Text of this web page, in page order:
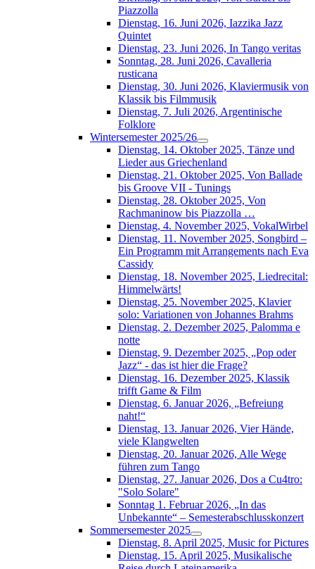
Piazzolla
Dienstag, 16. Juni 2026, Iazzika Jazz
Quintet
Dienstag, 23. Juni 2026, In Tango veritas
Sonntag, 28. Juni 2026, Cavalleria
rusticana
Dienstag, 30. Juni 2026, Klaviermusik von
Klassik bis Filmmusik
Dienstag, 7. Juli 2026, Argentinische
Folklore
Wintersemester 2025/26
Dienstag, 14. Oktober 2025, Tänze und
Lieder aus Griechenland
Dienstag, 21. Oktober 2025, Von Ballade
bis Groove VII - Tunings
Dienstag, 28. Oktober 2025, Von
Rachmaninow bis Piazzolla …
Dienstag, 4. November 2025, VokalWirbel
Dienstag, 11. November 2025, Songbird –
Ein Programm mit Arrangements nach Eva
Cassidy
Dienstag, 18. November 2025, Liedrecital:
Himmelwärts!
Dienstag, 25. November 2025, Klavier
solo: Variationen von Johannes Brahms
Dienstag, 2. Dezember 2025, Palomma e
notte
Dienstag, 9. Dezember 2025, „Pop oder
Jazz“ - das ist hier die Frage?
Dienstag, 16. Dezember 2025, Klassik
trifft Game & Film
Dienstag, 6. Januar 2026, „Befreiung
naht!“
Dienstag, 13. Januar 2026, Vier Hände,
viele Klangwelten
Dienstag, 20. Januar 2026, Alle Wege
führen zum Tango
Dienstag, 27. Januar 2026, Dos a Cu4tro:
"Solo Solare"
Sonntag 1. Februar 2026, „In das
Unbekannte“ – Semesterabschlusskonzert
Sommersemester 2025
Dienstag, 8. April 2025, Music for Pictures
Dienstag, 15. April 2025, Musikalische